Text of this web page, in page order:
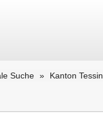
Suche Kanton Tessin